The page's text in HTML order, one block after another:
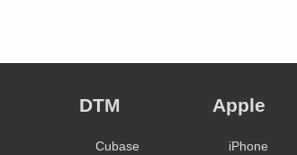
DTM
Cubase
Apple
iPhone